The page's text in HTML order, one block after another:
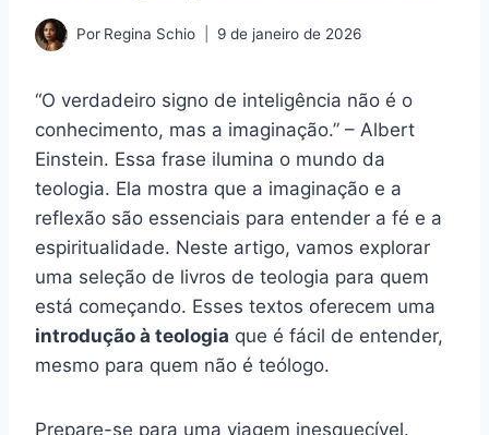
Por Regina Schio 9 de janeiro de 2026
“O verdadeiro signo de inteligência não é o
conhecimento, mas a imaginação.” – Albert
Einstein. Essa frase ilumina o mundo da
teologia. Ela mostra que a imaginação e a
reflexão são essenciais para entender a fé e a
espiritualidade. Neste artigo, vamos explorar
uma seleção de livros de teologia para quem
está começando. Esses textos oferecem uma
introdução à teologia que é fácil de entender,
mesmo para quem não é teólogo.
Prepare-se para uma viagem inesquecível.